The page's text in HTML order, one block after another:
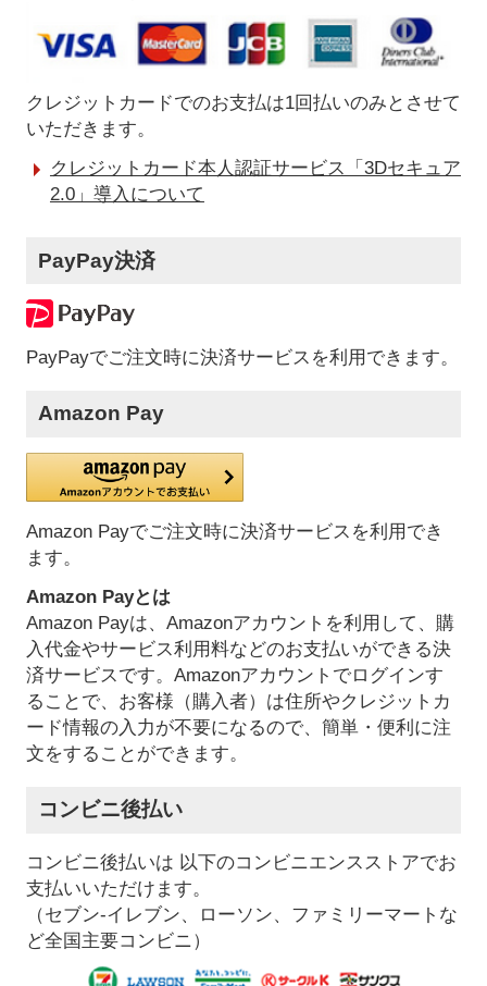
クレジットカードでのお支払は1回払いのみとさせて
いただきます。
クレジットカード本人認証サービス「3Dセキュア
2.0」導入について
PayPay決済
PayPayでご注文時に決済サービスを利用できます。
Amazon Pay
Amazon Payでご注文時に決済サービスを利用でき
ます。
Amazon Payとは
Amazon Payは、Amazonアカウントを利用して、購
入代金やサービス利用料などのお支払いができる決
済サービスです。Amazonアカウントでログインす
ることで、お客様（購入者）は住所やクレジットカ
ード情報の入力が不要になるので、簡単・便利に注
文をすることができます。
コンビニ後払い
コンビニ後払いは 以下のコンビニエンスストアでお
支払いいただけます。
（セブン-イレブン、ローソン、ファミリーマートな
ど全国主要コンビニ）